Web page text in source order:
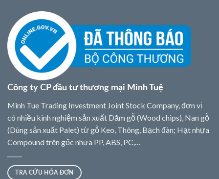
Công ty CP đầu tư thương mại Minh Tuệ
Minh Tue Trading Investment Joint Stock Company, đơn vị
có nhiều kinh nghiệm sản xuất Dăm gỗ (Wood chips), Nan gỗ
(Dùng sản xuất Palet) từ gỗ Keo, Thông, Bạch đàn; Hạt nhựa
Compound trên gốc nhựa PP, ABS, PC,…
TRA CỨU HÓA ĐƠN